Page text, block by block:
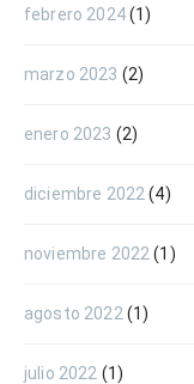
febrero 2024(1)
marzo 2023 (2)
enero 2023 (2)
diciembre 2022 (4)
noviembre 2022 (1)
agosto 2022 (1)
julio 2022 (1)